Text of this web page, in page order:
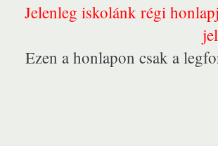
Jelenleg iskolánk régi
Ezen a honlapon csak a